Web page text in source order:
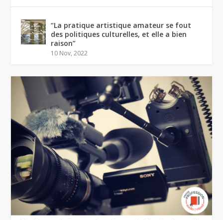
“La pratique artistique amateur se fout
des politiques culturelles, et elle a bien
raison”
10 Nov, 2022